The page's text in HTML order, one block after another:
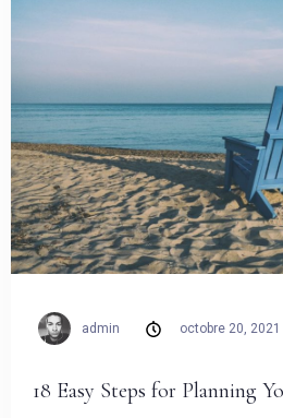
admin octobre 20, 2021
18 Easy Steps for Planning